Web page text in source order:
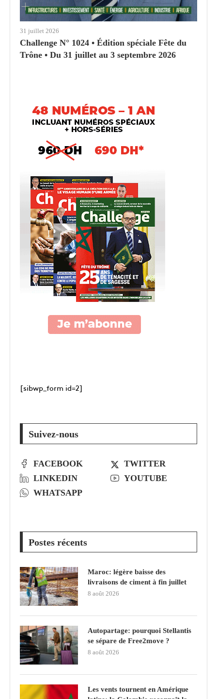
31 juillet 2026
Challenge N° 1024 • Édition spéciale Fête du
Trône • Du 31 juillet au 3 septembre 2026
[sibwp_form id=2]
Suivez-nous
FACEBOOK
TWITTER
LINKEDIN
YOUTUBE
WHATSAPP
Postes récents
Maroc: légère baisse des
livraisons de ciment à fin juillet
8 août 2026
Autopartage: pourquoi Stellantis
se sépare de Free2move ?
8 août 2026
Les vents tournent en Amérique